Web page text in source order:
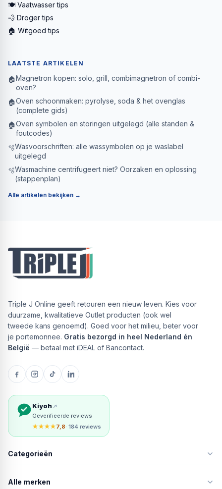
🍽️ Vaatwasser tips
💨 Droger tips
🏠 Witgoed tips
LAATSTE ARTIKELEN
🏠Magnetron kopen: solo, grill, combimagnetron of combi-
oven?
🏠Oven schoonmaken: pyrolyse, soda & het ovenglas
(complete gids)
🏠Oven symbolen en storingen uitgelegd (alle standen &
foutcodes)
🫧Wasvoorschriften: alle wassymbolen op je waslabel
uitgelegd
🫧Wasmachine centrifugeert niet? Oorzaken en oplossing
(stappenplan)
Alle artikelen bekijken →
Triple J Online geeft retouren een nieuw leven. Kies voor
duurzame, kwalitatieve Outlet producten (ook wel
tweede kans genoemd). Goed voor het milieu, beter voor
je portemonnee. Gratis bezorgd in heel Nederland én
België — betaal met iDEAL of Bancontact.
Kiyoh
Geverifieerde reviews
★★★★7,8· 184 reviews
Categorieën
Alle merken